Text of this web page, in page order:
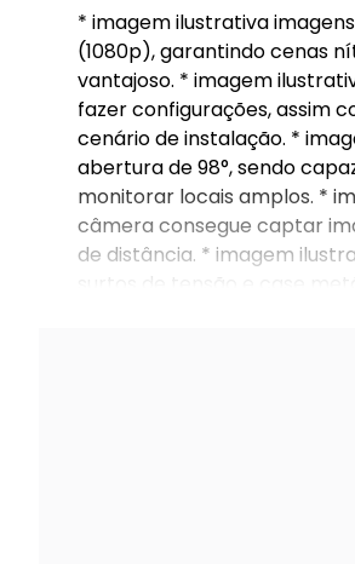
* imagem ilustrativa
(1080p), garantindo cenas
vantajoso. * imagem
fazer configurações, assim
cenário de instalação. *
abertura de 98°, sendo
monitorar locais amplos. *
câmera consegue captar
de distância. * imagem
surtos de tensão e case